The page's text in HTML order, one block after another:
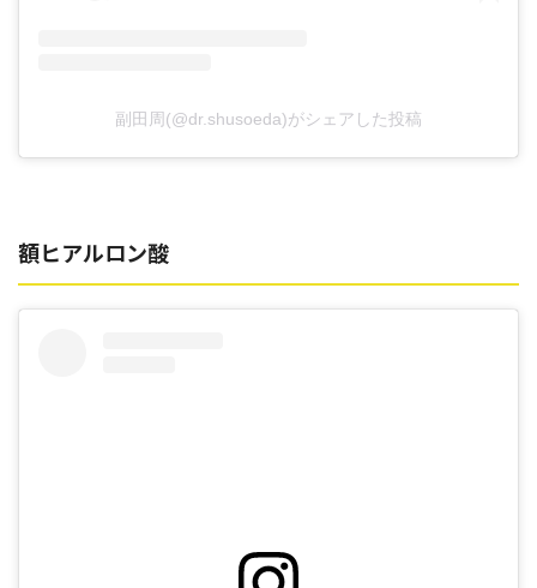
副田周(@dr.shusoeda)がシェアした投稿
額ヒアルロン酸